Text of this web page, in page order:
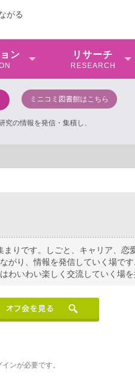
がる
ン リサーチ
RESEARCH
ミニコミ図書館はこちら
の情報を発信・集積し、
りです。しごと、キャリア、恋
がり、情報を発信していく場で
わいわい楽しく交流していく場を
ンが必要です。